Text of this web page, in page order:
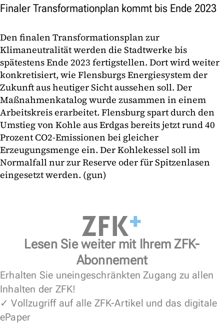
Finaler Transformationplan kommt bis Ende 2023
Den finalen Transformationsplan zur
Klimaneutralität werden die Stadtwerke bis
spätestens Ende 2023 fertigstellen. Dort wird weiter
konkretisiert, wie Flensburgs Energiesystem der
Zukunft aus heutiger Sicht aussehen soll. Der
Maßnahmenkatalog wurde zusammen in einem
Arbeitskreis erarbeitet. Flensburg spart durch den
Umstieg von Kohle aus Erdgas bereits jetzt rund 40
Prozent CO2-Emissionen bei gleicher
Erzeugungsmenge ein. Der Kohlekessel soll im
Normalfall nur zur Reserve oder für Spitzenlasen
eingesetzt werden. (gun)
Lesen Sie weiter mit Ihrem ZFK-
Abonnement
Erhalten Sie uneingeschränkten Zugang zu allen
Inhalten der ZFK!
✓ Vollzugriff auf alle ZFK-Artikel und das digitale
ePaper